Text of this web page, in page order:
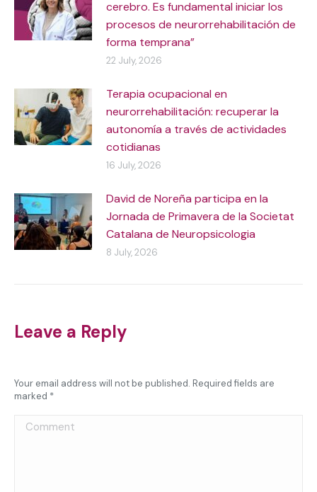
cerebro. Es fundamental iniciar los
procesos de neurorrehabilitación de
forma temprana”
22 July, 2026
Terapia ocupacional en
neurorrehabilitación: recuperar la
autonomía a través de actividades
cotidianas
16 July, 2026
David de Noreña participa en la
Jornada de Primavera de la Societat
Catalana de Neuropsicologia
8 July, 2026
Leave a Reply
Your email address will not be published. Required fields are
marked *
Comment